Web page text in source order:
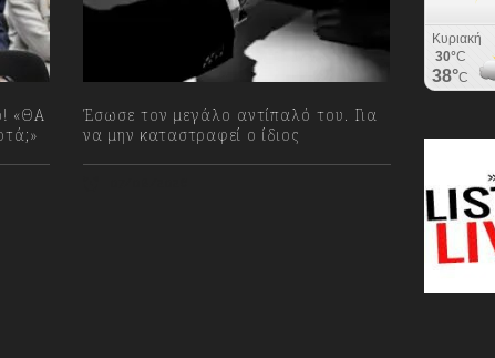
«ΘΑ
Έσωσε τον μεγάλο αντίπαλό του. Για
να μην καταστραφεί ο ίδιος